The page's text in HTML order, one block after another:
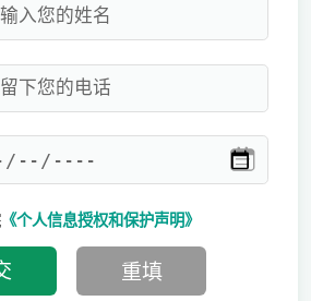
《个人信息授权和保护声明》